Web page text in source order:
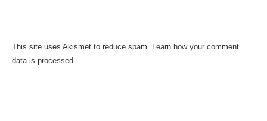
This site uses Akismet to reduce spam. Learn how your comment
data is processed.